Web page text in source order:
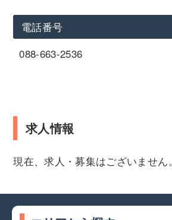
電話番号
088-663-2536
求人情報
現在、求人・募集はございません。